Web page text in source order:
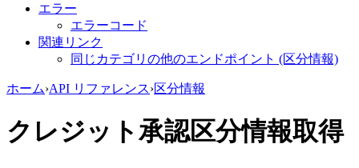
エラー
エラーコード
関連リンク
同じカテゴリの他のエンドポイント (区分情報)
ホーム›API リファレンス›区分情報
クレジット承認区分情報取得